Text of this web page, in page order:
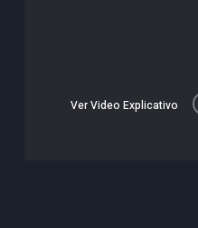
Ver Video Explicativo